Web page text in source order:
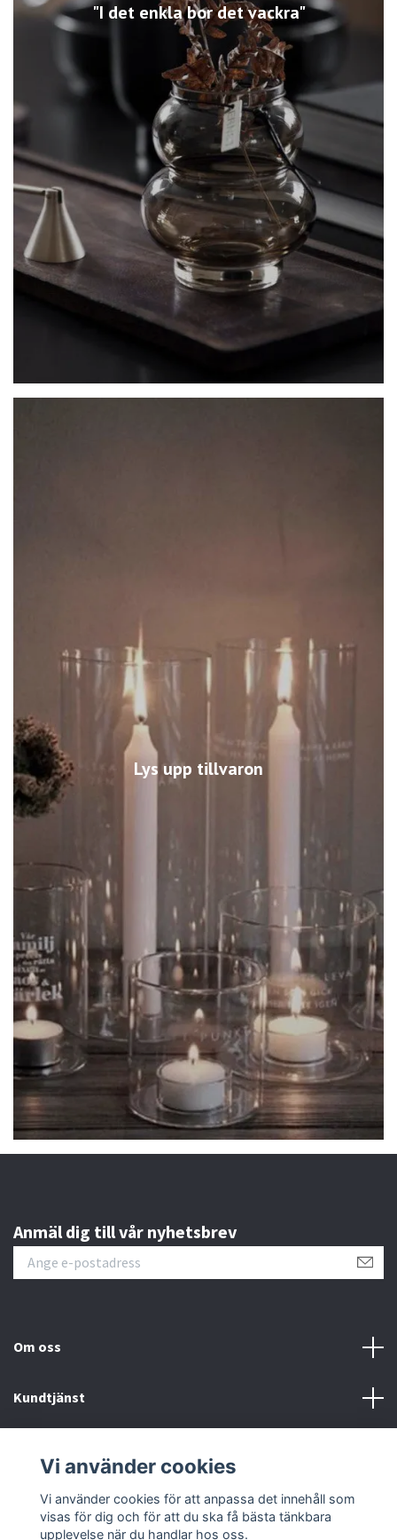
"I det enkla bor det vackra"
Lys upp tillvaron
Anmäl dig till vår nyhetsbrev
Om oss
Kundtjänst
Sociala medier
Vi använder cookies
Vi använder cookies för att anpassa det innehåll som
visas för dig och för att du ska få bästa tänkbara
upplevelse när du handlar hos oss.